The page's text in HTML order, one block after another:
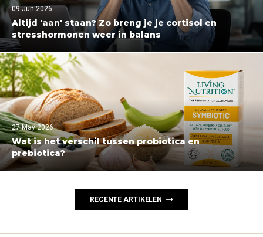
09 Jun 2026
Altijd 'aan' staan? Zo breng je je cortisol en
stresshormonen weer in balans
27 May 2026
Wat is het verschil tussen probiotica en
prebiotica?
RECENTE ARTIKELEN